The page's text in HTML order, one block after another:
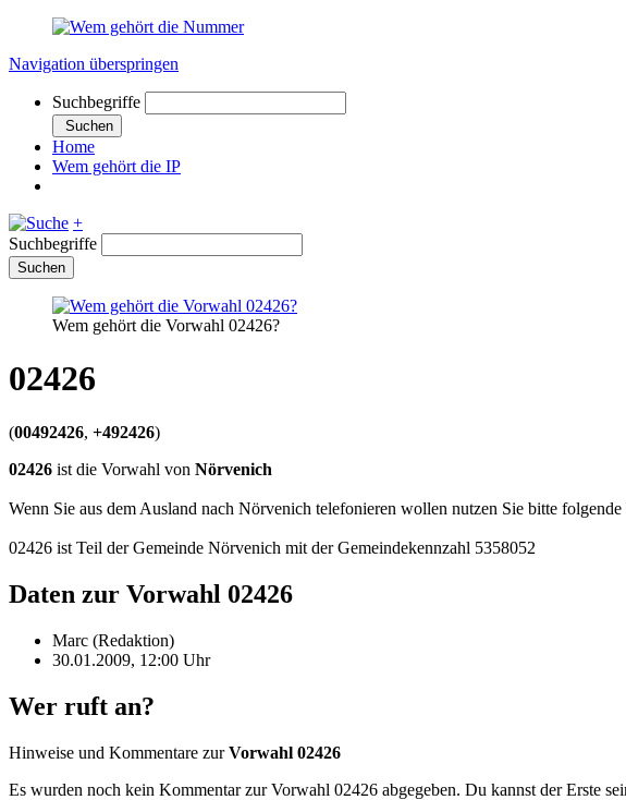
Navigation überspringen
Suchbegriffe
Suchen
Home
Wem gehört die IP
+
Suchbegriffe
Suchen
Wem gehört die Vorwahl 02426?
02426
(00492426, +492426)
02426 ist die Vorwahl von Nörvenich
Wenn Sie aus dem Ausland nach Nörvenich telefonieren wollen nutzen Sie bitte
02426 ist Teil der Gemeinde Nörvenich mit der Gemeindekennzahl 5358052
Daten zur Vorwahl 02426
Marc (Redaktion)
30.01.2009, 12:00 Uhr
Wer ruft an?
Hinweise und Kommentare zurVorwahl 02426
Es wurden noch kein Kommentar zur Vorwahl 02426 abgegeben. Du kannst der Erste